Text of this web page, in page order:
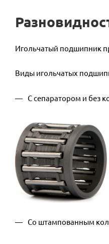
Игольчатый подшипник
Виды игольчатых
С сепаратором и без
Со штампованным